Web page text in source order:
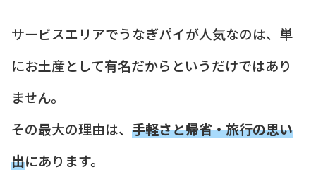
サービスエリアでうなぎパイが人気なのは、単
にお土産として有名だからというだけではあり
ません。
その最大の理由は、 手軽さと帰省・旅行の思い
出にあります。